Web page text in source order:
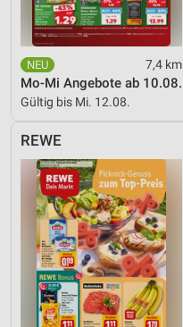
7,4 km
Mo-Mi Angebote ab 10.08.
Gültig bis Mi. 12.08.
REWE
Werbung